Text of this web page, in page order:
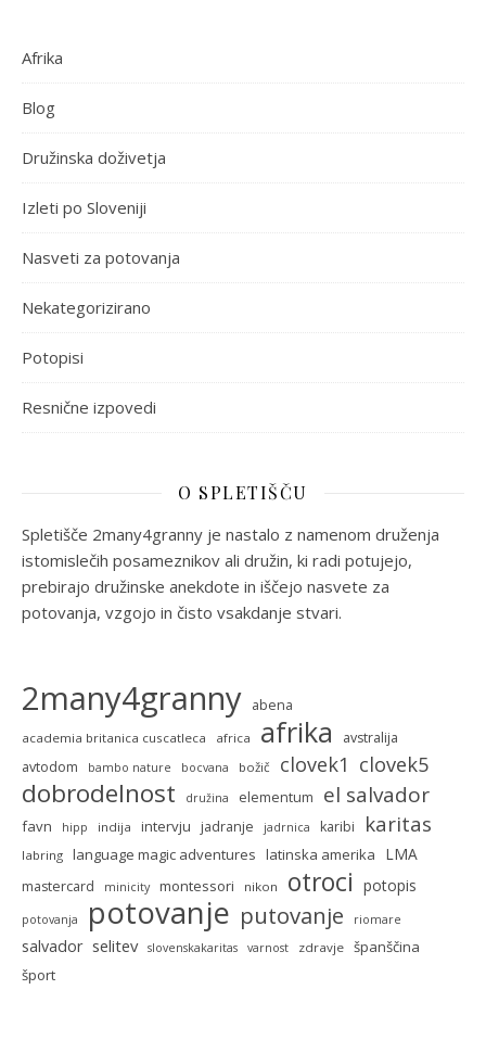
Afrika
Blog
Družinska doživetja
Izleti po Sloveniji
Nasveti za potovanja
Nekategorizirano
Potopisi
Resnične izpovedi
O SPLETIŠČU
Spletišče 2many4granny je nastalo z namenom druženja
istomislečih posameznikov ali družin, ki radi potujejo,
prebirajo družinske anekdote in iščejo nasvete za
potovanja, vzgojo in čisto vsakdanje stvari.
2many4granny abena
academia britanica cuscatleca africa afrika
avstralija
avtodom
bambo nature bocvana božič clovek1 clovek5
dobrodelnost družina elementum el salvador
favn hipp indija intervju jadranje jadrnica karibi karitas
labring language magic adventures latinska amerika LMA
mastercard minicity montessori nikon otroci potopis
potovanja potovanje putovanje riomare
salvador selitev slovenskakaritas varnost zdravje španščina
šport